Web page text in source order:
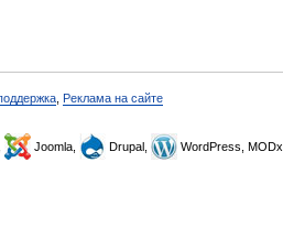
Реклама на сайте
Joomla, Drupal, WordPress, MODx.